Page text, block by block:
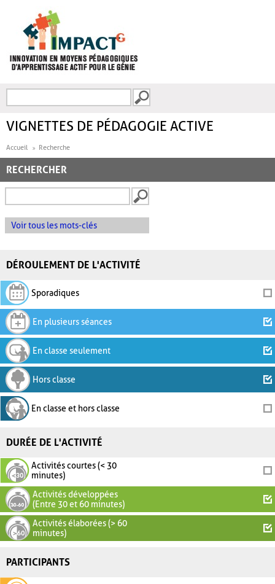
FORMULAIRE DE
VIGNETTES DE PÉDAGOGIE ACTIVE
Accueil Recherche
RECHERCHER
Voir tous les mots-clés
DÉROULEMENT DE L'ACTIVITÉ
Sporadiques
En plusieurs séances
En classe seulement
Hors classe
En classe et hors classe
DURÉE DE L'ACTIVITÉ
Activités courtes (< 30
minutes)
Activités développées
(Entre 30 et 60 minutes)
Activités élaborées (> 60
minutes)
PARTICIPANTS